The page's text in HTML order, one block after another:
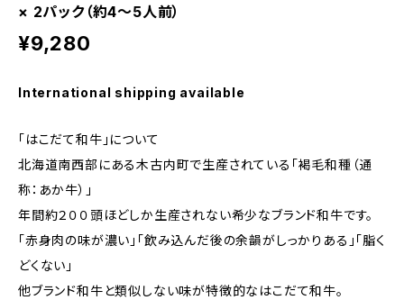
× 2パック（約4～5人前）
¥9,280
International shipping available
「はこだて和牛」について
北海道南西部にある木古内町で生産されている「褐毛和種（通
称：あか牛）」
年間約２００頭ほどしか生産されない希少なブランド和牛です。
「赤身肉の味が濃い」「飲み込んだ後の余韻がしっかりある」「脂く
どくない」
他ブランド和牛と類似しない味が特徴的なはこだて和牛。